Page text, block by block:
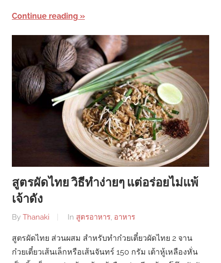
Continue reading
สูตรผัดไทย วิธีทำง่ายๆ แต่อร่อยไม่แพ้
เจ้าดัง
By Thanaki In สูตรอาหาร, อาหาร
สูตรผัดไทย ส่วนผสม สำหรับทำก๋วยเตี๋ยวผัดไทย 2 จาน
ก๋วยเตี๋ยวเส้นเล็กหรือเส้นจันทร์ 150 กรัม เต้าหู้เหลืองหั่น